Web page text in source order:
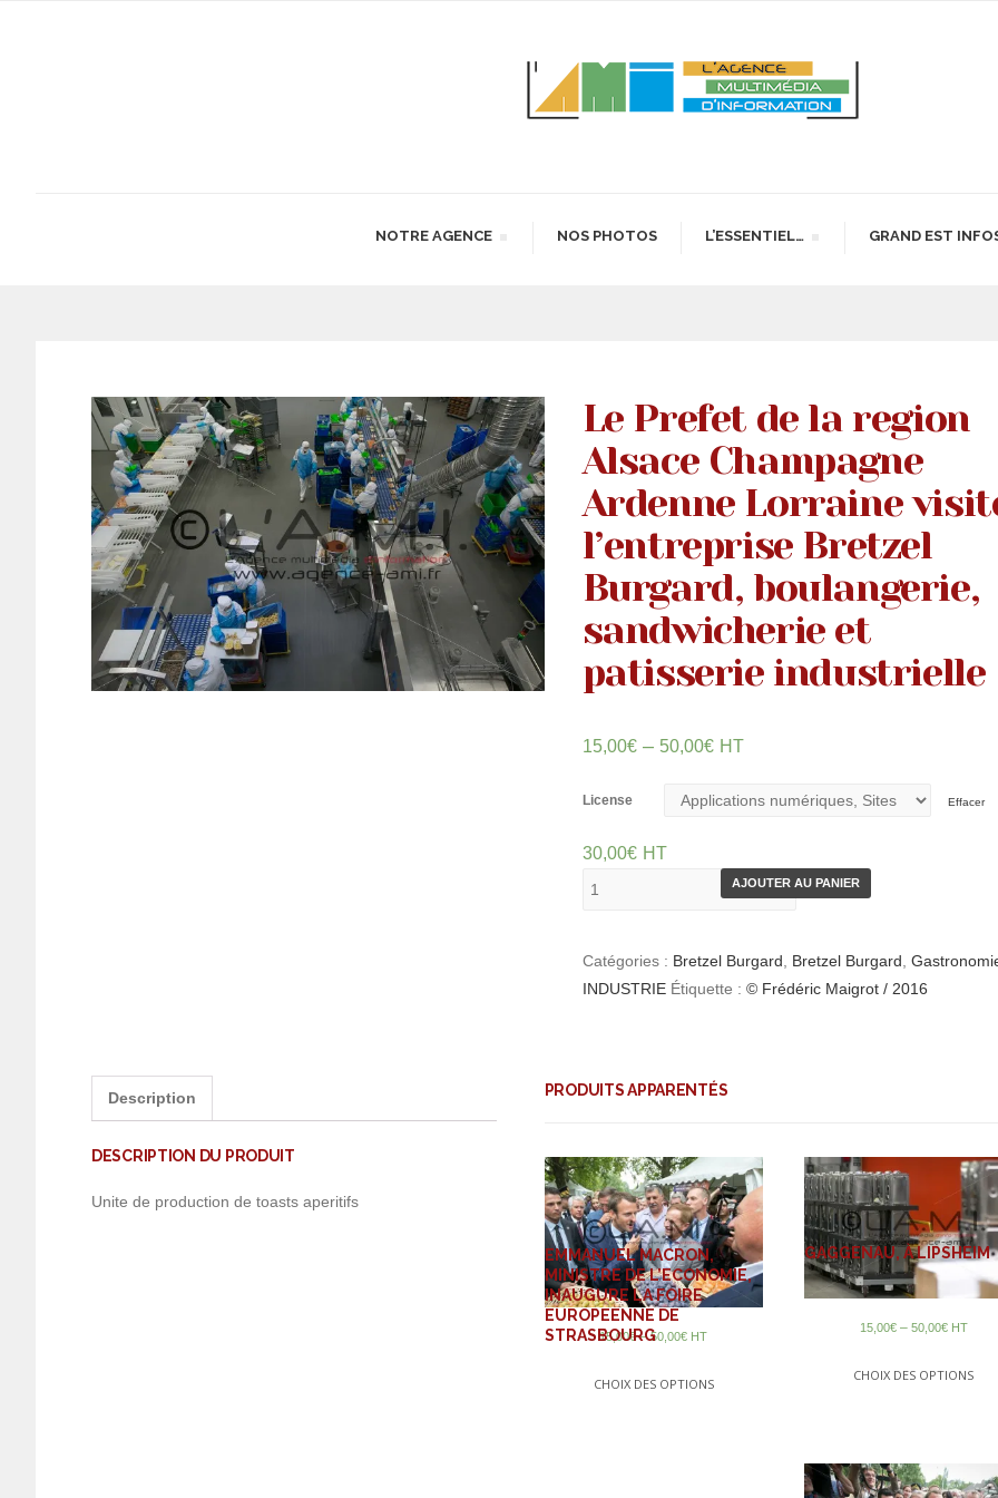
NOTRE AGENCE NOS PHOTOS L’ESSENTIEL… GRAND EST
Le Prefet de la region
Alsace Champagne
Ardenne Lorraine
l’entreprise Bretzel
Burgard, boulangerie,
sandwicherie et
patisserie industrielle
15,00€– 50,00€ HT
License Effacer
30,00€ HT
AJOUTER AU PANIER
Catégories : Bretzel Burgard Bretzel Burgard
INDUSTRIE Étiquette : © Frédéric Maigrot / 2016
Description
DESCRIPTION DU PRODUIT
Unite de production de toasts aperitifs
PRODUITS APPARENTÉS
EMMANUEL MACRON,
MINISTRE DE L’ECONOMIE,
INAUGURE LA FOIRE
EUROPEENNE DE
STRASBOURG
15,00€–50,00€ HT
CHOIX DES OPTIONS
GAGGENAU, À LIPSHEIM
15,00€– 50,00€ HT
CHOIX DES OPTIONS